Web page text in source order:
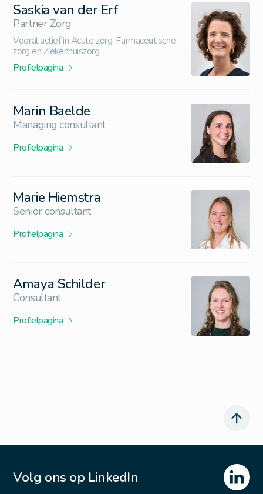
Saskia van der Erf
Partner Zorg
Vooral actief in Acute zorg, Farmaceutische
zorg en Ziekenhuiszorg
Profielpagina
Marin Baelde
Managing consultant
Profielpagina
Marie Hiemstra
Senior consultant
Profielpagina
Amaya Schilder
Consultant
Profielpagina
Volg ons op LinkedIn